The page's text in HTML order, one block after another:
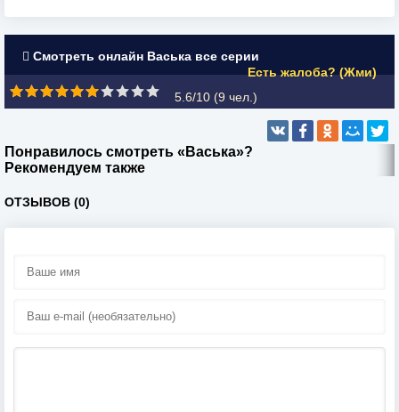
Смотреть онлайн Васька все серии
Есть жалоба? (Жми)
5.6/10 (9 чел.)
Понравилось смотреть «Васька»?
Рекомендуем также
ОТЗЫВОВ (0)